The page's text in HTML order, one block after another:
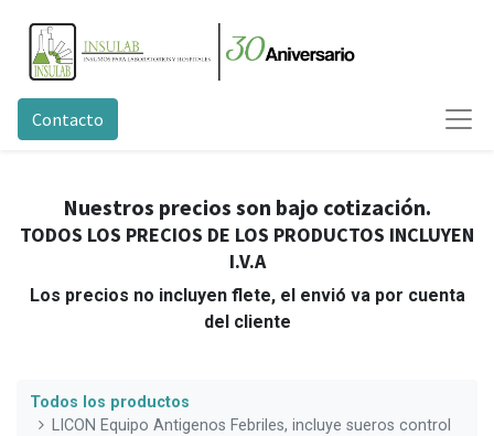
Contacto
Nuestros precios son bajo cotización.
TODOS LOS PRECIOS DE LOS PRODUCTOS INCLUYEN
I.V.A
Los precios no incluyen flete, el envió va por cuenta
del cliente
Todos los productos
LICON Equipo Anti­genos Febriles, incluye sueros control